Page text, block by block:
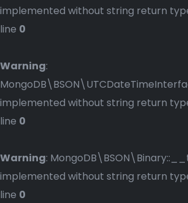
implemented without string return
line 0
Warning:
implemented without string return
line 0
Warning:
implemented without string return
line 0